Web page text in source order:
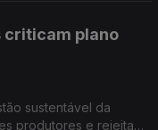
criticam plano
sustentável da
produtores e rejeitam